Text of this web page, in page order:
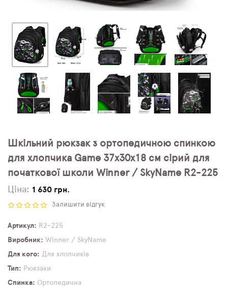
Шкільний рюкзак з ортопедичною спинкою
для хлопчика Game 37х30х18 см сірий для
початкової школи Winner / SkyName R2-225
Ціна: 1 630 грн.
Залишити відгук
Артикул
R2-225
Виробник
Winner / SkyName
Для кого
Для хлопчиків
Тип
Рюкзаки
Спинка
Ортопедична